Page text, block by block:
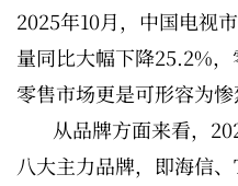
2025年10月，中国电视
量同比大幅下降25.2%
零售市场更是可形容为惨
从品牌方面来看，
八大主力品牌，即海信